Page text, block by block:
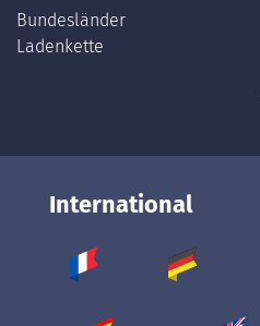
Bundesländer
Ladenkette
International